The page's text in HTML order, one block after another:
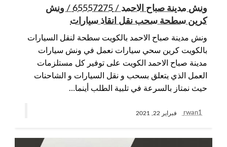
ونش مدينة صباح الاحمد / 65557275 / ونش
كرين سطحة سحب نقل انقاذ سيارات
ونش مدينة صباح الاحمد بالكويت سطحة لنقل السيارات
بالكويت كرين سحي سيارات نعمل في ونش سيارات
مدينة صباح الاحمد الكويت على توفير كل مستلزمات
العمل الذي يتعلق بسحب و نقل السيارات و الشاحنات
حيث نمتاز بالسرعة في تلبية الطلب أينما…
rwan1 فبراير 22, 2021